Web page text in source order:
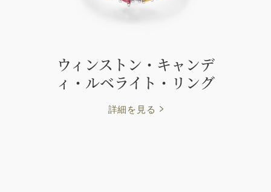
ウィンストン・キャンデ
ィ・ルベライト・リング
詳細を見る